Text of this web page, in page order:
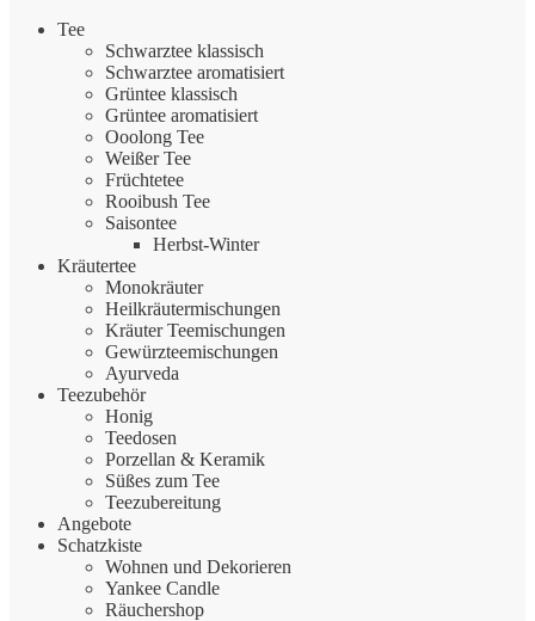
Tee
Schwarztee klassisch
Schwarztee aromatisiert
Grüntee klassisch
Grüntee aromatisiert
Ooolong Tee
Weißer Tee
Früchtetee
Rooibush Tee
Saisontee
Herbst-Winter
Kräutertee
Monokräuter
Heilkräutermischungen
Kräuter Teemischungen
Gewürzteemischungen
Ayurveda
Teezubehör
Honig
Teedosen
Porzellan & Keramik
Süßes zum Tee
Teezubereitung
Angebote
Schatzkiste
Wohnen und Dekorieren
Yankee Candle
Räuchershop